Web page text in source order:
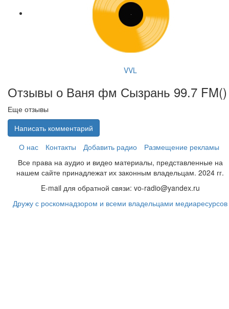
VVL
Отзывы о Ваня фм Сызрань 99.7 FM()
Еще отзывы
Написать комментарий
О нас
Контакты Добавить радио
Размещение рекламы
Все права на аудио и видео материалы, представленные на
нашем сайте принадлежат их законным владельцам. 2024 гг.
E-mail для обратной связи: vo-radio@yandex.ru
Дружу с роскомнадзором и всеми владельцами медиаресурсов